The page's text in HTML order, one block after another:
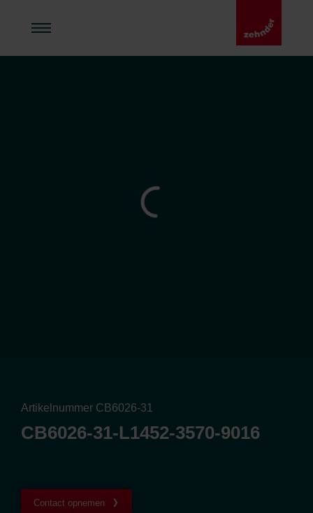
Artikelnummer CB6026-31
CB6026-31-L1452-3570-9016
Contact opnemen